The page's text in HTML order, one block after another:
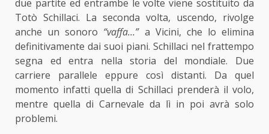
due partite ed entrambe le volte viene sostituito da
Totò Schillaci. La seconda volta, uscendo, rivolge
anche un sonoro “vaffa…” a Vicini, che lo elimina
definitivamente dai suoi piani. Schillaci nel frattempo
segna ed entra nella storia del mondiale. Due
carriere parallele eppure così distanti. Da quel
momento infatti quella di Schillaci prenderà il volo,
mentre quella di Carnevale da lì in poi avrà solo
problemi.